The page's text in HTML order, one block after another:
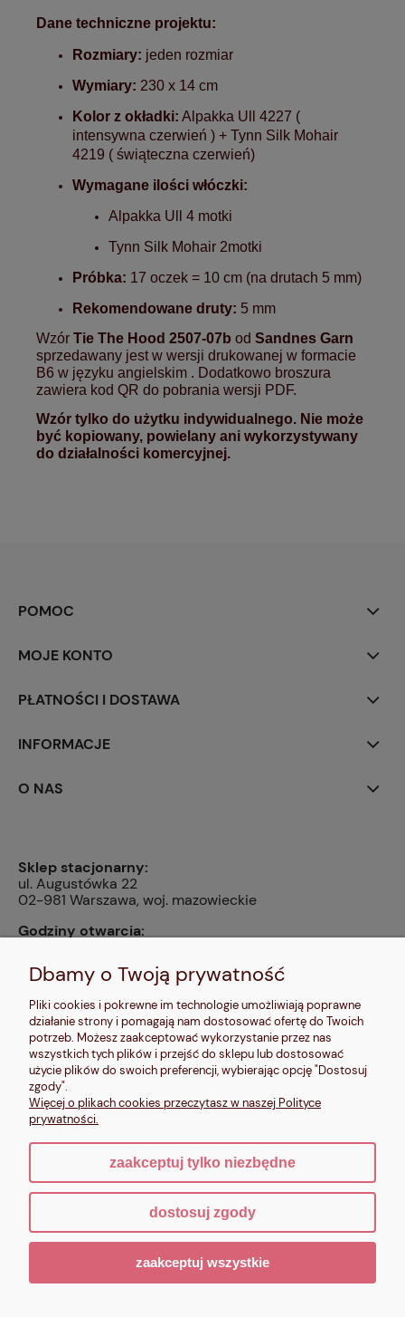
Dane techniczne projektu:
Rozmiary: jeden rozmiar
Wymiary: 230 x 14 cm
Kolor z okładki: Alpakka Ull
4227 (
intensywna czerwień ) + Tynn Silk Mohair
4219 ( świąteczna czerwień)
Wymagane ilości włóczki:
Alpakka Ull
4 motki
Tynn Silk Mohair 2motki
Próbka: 17 oczek = 10 cm (na drutach 5 mm)
Rekomendowane druty: 5 mm
Wzór Tie The Hood 2507-07b od Sandnes Garn
sprzedawany jest w wersji drukowanej w formacie
B6 w języku angielskim . Dodatkowo broszura
zawiera kod QR do pobrania wersji PDF.
Wzór tylko do użytku indywidualnego. Nie może
być kopiowany, powielany ani wykorzystywany
do działalności komercyjnej.
POMOC
MOJE KONTO
PŁATNOŚCI I DOSTAWA
INFORMACJE
O NAS
Sklep stacjonarny:
ul. Augustówka 22
02-981 Warszawa, woj. mazowieckie
Godziny otwarcia:
13:00, nd: nieczynne
604 680 566,
kontakt@makalele.pl;makalele@poczta.fm
Adres rejestrowy:
ul. Bartycka 63A/32
00-716 Warszawa
NIP: 6621635689
Sklep internetowy Shoper.pl
Dbamy o Twoją prywatność
Pliki cookies i pokrewne im technologie umożliwiają poprawne
działanie strony i pomagają nam dostosować ofertę do Twoich
potrzeb. Możesz zaakceptować wykorzystanie przez nas
wszystkich tych plików i przejść do sklepu lub dostosować
użycie plików do swoich preferencji, wybierając opcję "Dostosuj
zgody".
Więcej o plikach cookies przeczytasz w naszej Polityce
prywatności.
zaakceptuj tylko niezbędne
dostosuj zgody
zaakceptuj wszystkie